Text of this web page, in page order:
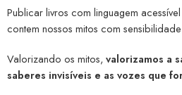
Publicar livros com linguagem
contem nossos mitos com
Valorizando os mitos, valorizamos a
saberes invisíveis e as vozes que